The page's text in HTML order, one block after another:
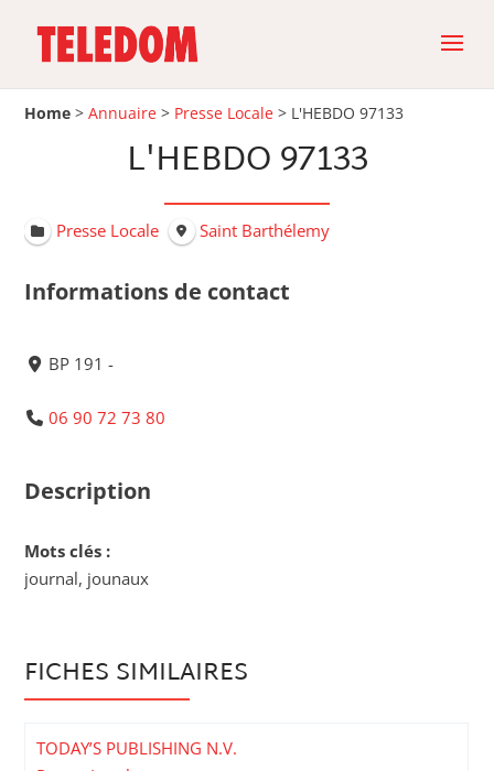
Home >Annuaire > Presse Locale > L'HEBDO 97133
L'HEBDO 97133
Presse Locale Saint Barthélemy
Informations de contact
BP 191 -
06 90 72 73 80
Description
Mots clés :
journal, jounaux
FICHES SIMILAIRES
TODAY’S PUBLISHING N.V.